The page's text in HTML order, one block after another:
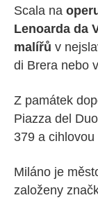
Scala na
Lenoarda da
malířů v
di Brera nebo
Z památek
Piazza del
379 a
Miláno je
založeny